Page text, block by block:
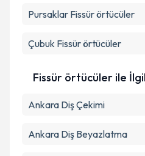
Pursaklar Fissür örtücüler
Çubuk Fissür örtücüler
Fissür örtücüler ile
Ankara Diş Çekimi
Ankara Diş Beyazlatma